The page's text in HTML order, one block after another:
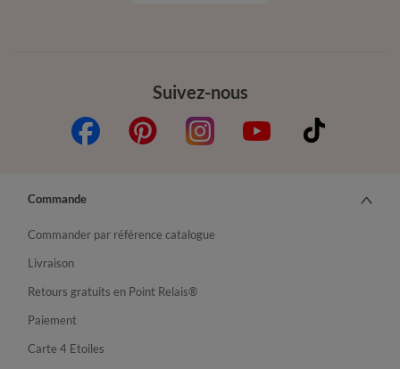
Suivez-nous
Commande
Commander par référence catalogue
Livraison
Retours gratuits en Point Relais®
Paiement
Carte 4 Etoiles